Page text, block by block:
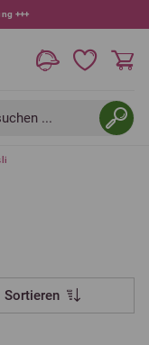
+++
...
Sortieren